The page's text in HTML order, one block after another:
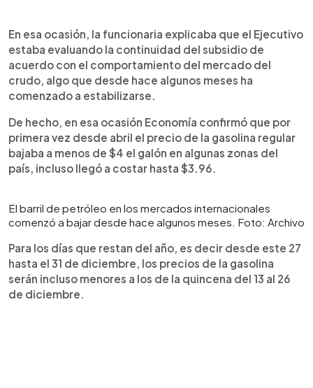
En esa ocasión, la funcionaria explicaba que el Ejecutivo
estaba evaluando la continuidad del subsidio de
acuerdo con el comportamiento del mercado del
crudo, algo que desde hace algunos meses ha
comenzado a estabilizarse.
De hecho, en esa ocasión Economía confirmó que por
primera vez desde abril el precio de la gasolina regular
bajaba a menos de $4 el galón en algunas zonas del
país, incluso llegó a costar hasta $3.96.
El barril de petróleo en los mercados internacionales
comenzó a bajar desde hace algunos meses. Foto: Archivo
Para los días que restan del año, es decir desde este 27
hasta el 31 de diciembre, los precios de la gasolina
serán incluso menores a los de la quincena del 13 al 26
de diciembre.